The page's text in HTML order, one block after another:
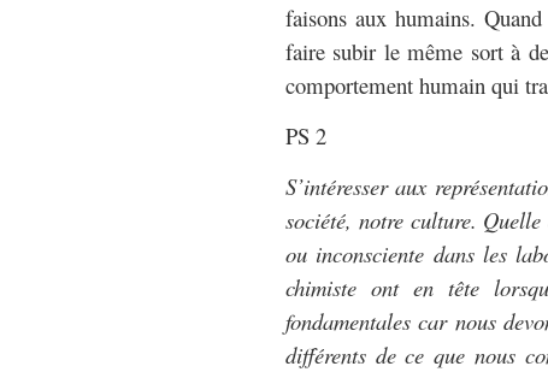
faisons aux humains.
faire subir le même sort à
comportement humain qui
PS 2
S’intéresser aux
société, notre culture.
ou inconsciente dans les
chimiste ont en tête
fondamentales car nous
différents de ce que nous